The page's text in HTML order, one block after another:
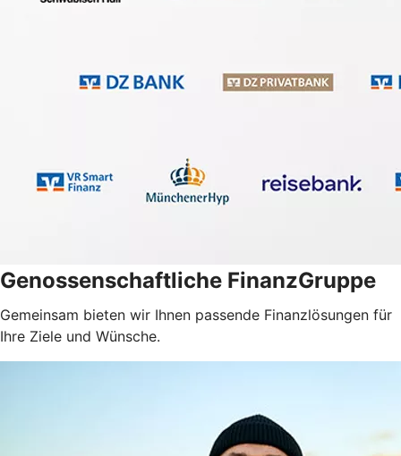
Genossenschaftliche FinanzGruppe
Gemeinsam bieten wir Ihnen passende Finanzlösungen für
Ihre Ziele und Wünsche.